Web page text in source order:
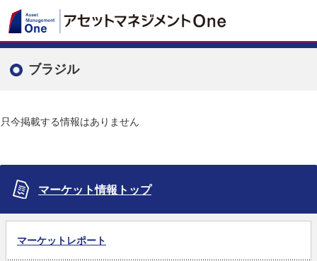
ブラジル
只今掲載する情報はありません
マーケット情報トップ
マーケットレポート